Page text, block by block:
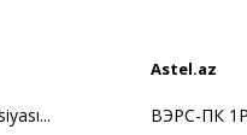
Astel.az
ВЭРС-ПК 1P